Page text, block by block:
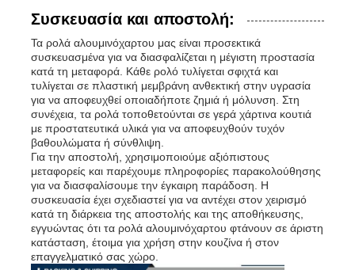
Συσκευασία και αποστολή:
Τα ρολά αλουμινόχαρτου μας είναι προσεκτικά
συσκευασμένα για να διασφαλίζεται η μέγιστη προστασία
κατά τη μεταφορά. Κάθε ρολό τυλίγεται σφιχτά και
τυλίγεται σε πλαστική μεμβράνη ανθεκτική στην υγρασία
για να αποφευχθεί οποιαδήποτε ζημιά ή μόλυνση. Στη
συνέχεια, τα ρολά τοποθετούνται σε γερά χάρτινα κουτιά
με προστατευτικά υλικά για να αποφευχθούν τυχόν
βαθουλώματα ή σύνθλιψη.
Για την αποστολή, χρησιμοποιούμε αξιόπιστους
μεταφορείς και παρέχουμε πληροφορίες παρακολούθησης
για να διασφαλίσουμε την έγκαιρη παράδοση. Η
συσκευασία έχει σχεδιαστεί για να αντέχει στον χειρισμό
κατά τη διάρκεια της αποστολής και της αποθήκευσης,
εγγυώντας ότι τα ρολά αλουμινόχαρτου φτάνουν σε άριστη
κατάσταση, έτοιμα για χρήση στην κουζίνα ή στον
επαγγελματικό σας χώρο.